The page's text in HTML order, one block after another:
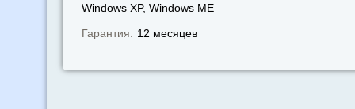
Windows XP, Windows МЕ
Гарантия: 12 месяцев